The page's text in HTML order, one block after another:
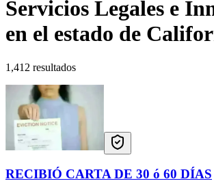
Servicios Legales e
en el estado de
1,412 resultados
RECIBIÓ CARTA DE 30 ó 60 DÍAS